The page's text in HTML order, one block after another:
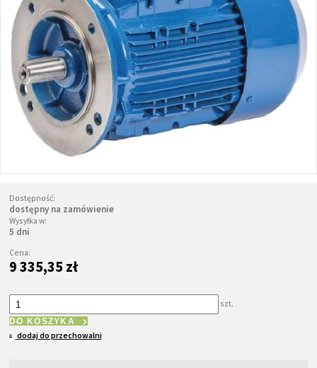
Dostępność:
dostępny na zamówienie
Wysyłka w:
5 dni
Cena:
9 335,35 zł
szt.
DO KOSZYKA
dodaj do przechowalni